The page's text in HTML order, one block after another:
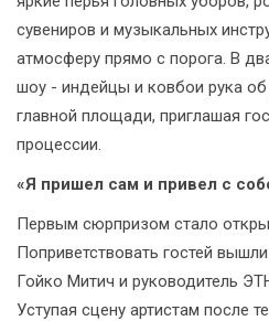
сувениров и музыкальных
атмосферу прямо с порога. В
шоу - индейцы и ковбои рука об
главной площади, приглашая
процессии.
«Я пришел сам и привел с
Первым сюрпризом стало
Поприветствовать гостей
Гойко Митич и руководитель
Уступая сцену артистам после